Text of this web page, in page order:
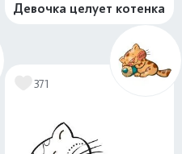
Девочка целует котенка
371